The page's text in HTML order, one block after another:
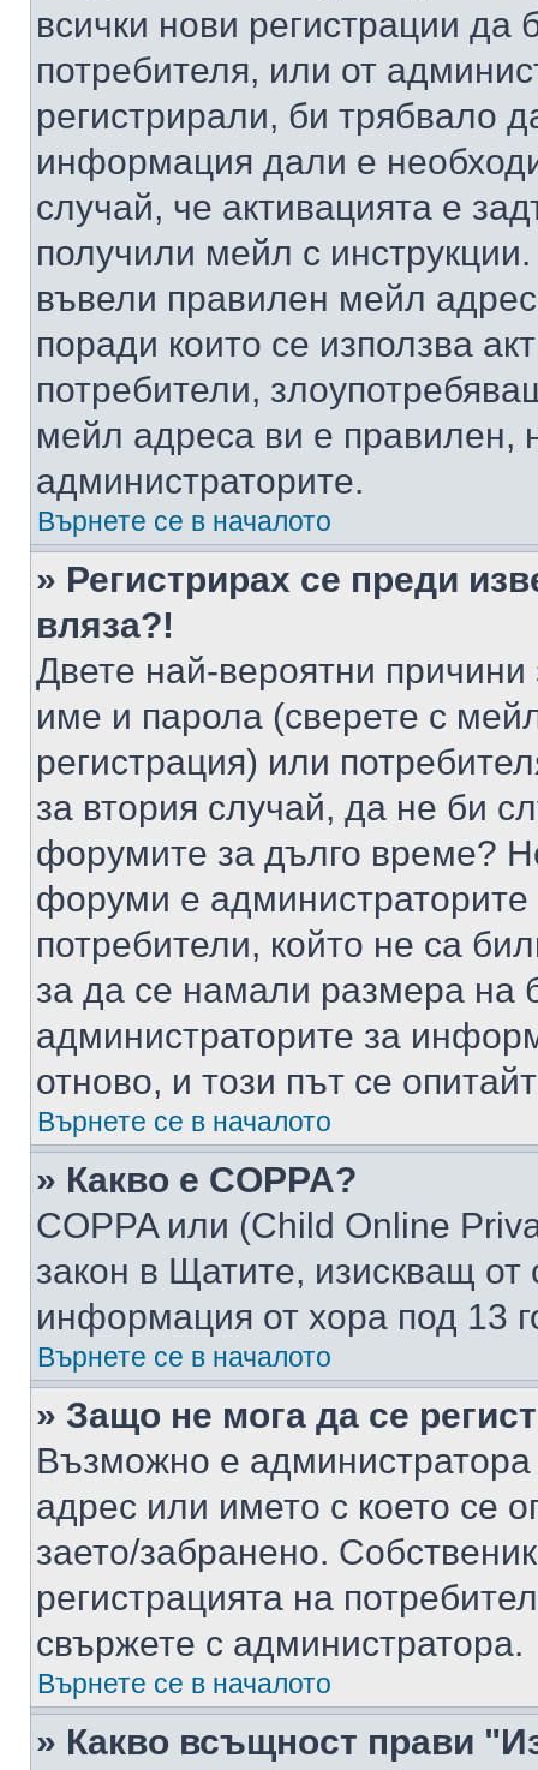
всички нови регистрации да
потребителя, или от
регистрирали, би трябвало
информация дали е
случай, че активацията е
получили мейл с
въвели правилен мейл
поради които се използва
потребители,
мейл адреса ви е правилен,
администраторите.
Върнете се в началото
» Регистрирах се преди
вляза?!
Двете най-вероятни
име и парола (сверете с
регистрация) или
за втория случай, да не би
форумите за дълго време?
форуми е администраторите
потребители, който не са
за да се намали размера на
администраторите за
отново, и този път се
Върнете се в началото
» Какво е COPPA?
COPPA или (Child Online
закон в Щатите, изискващ от
информация от хора под 13
Върнете се в началото
» Защо не мога да се
Възможно е
адрес или името с което се
заето/забранено.
регистрацията на
свържете с администратора.
Върнете се в началото
» Какво всъщност прави